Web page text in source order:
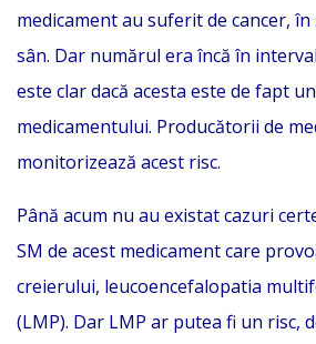
medicament au suferit de cancer, în
sân. Dar numărul era încă în
este clar dacă acesta este de fapt
medicamentului. Producătorii de
monitorizează acest risc.
Până acum nu au existat cazuri
SM de acest medicament care
creierului, leucoencefalopatia
(LMP). Dar LMP ar putea fi un risc,